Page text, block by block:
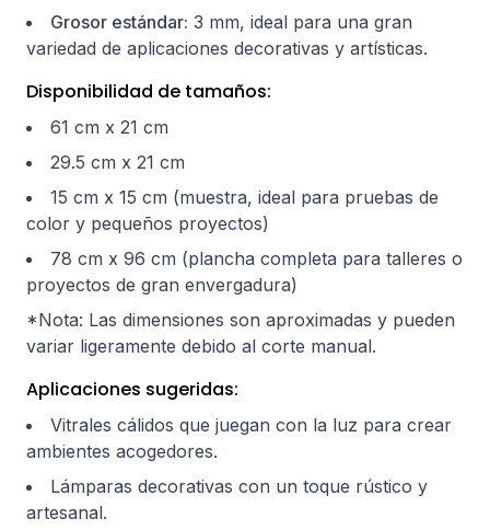
Grosor estándar: 3 mm, ideal para una gran
variedad de aplicaciones decorativas y artísticas.
Disponibilidad de tamaños:
61 cm x 21 cm
29.5 cm x 21 cm
15 cm x 15 cm (muestra, ideal para pruebas de
color y pequeños proyectos)
78 cm x 96 cm (plancha completa para talleres o
proyectos de gran envergadura)
*Nota: Las dimensiones son aproximadas y pueden
variar ligeramente debido al corte manual.
Aplicaciones sugeridas:
Vitrales cálidos que juegan con la luz para crear
ambientes acogedores.
Lámparas decorativas con un toque rústico y
artesanal.